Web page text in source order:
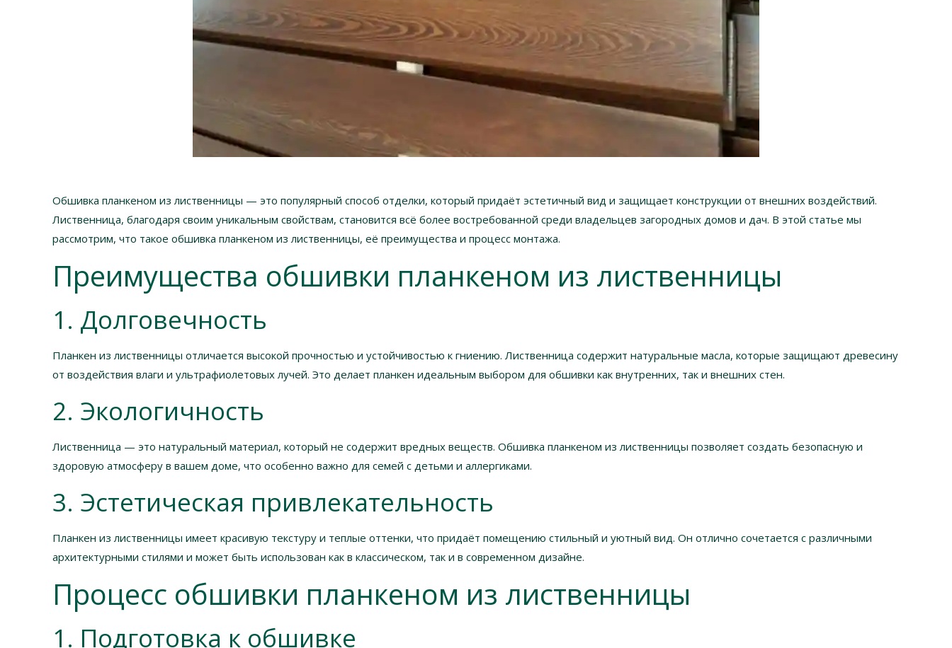
Обшивка планкеном из лиственницы — это популярный способ отделки, который придаёт эстетичный вид и защищает конструкции от внешних воздействий.
Лиственница, благодаря своим уникальным свойствам, становится всё более востребованной среди владельцев загородных домов и дач. В этой статье мы
рассмотрим, что такое обшивка планкеном из лиственницы, её преимущества и процесс монтажа.
Преимущества обшивки планкеном из лиственницы
1. Долговечность
Планкен из лиственницы отличается высокой прочностью и устойчивостью к гниению. Лиственница содержит натуральные масла, которые защищают древесину
от воздействия влаги и ультрафиолетовых лучей. Это делает планкен идеальным выбором для обшивки как внутренних, так и внешних стен.
2. Экологичность
Лиственница — это натуральный материал, который не содержит вредных веществ. Обшивка планкеном из лиственницы позволяет создать безопасную и
здоровую атмосферу в вашем доме, что особенно важно для семей с детьми и аллергиками.
3. Эстетическая привлекательность
Планкен из лиственницы имеет красивую текстуру и теплые оттенки, что придаёт помещению стильный и уютный вид. Он отлично сочетается с различными
архитектурными стилями и может быть использован как в классическом, так и в современном дизайне.
Процесс обшивки планкеном из лиственницы
1. Подготовка к обшивке